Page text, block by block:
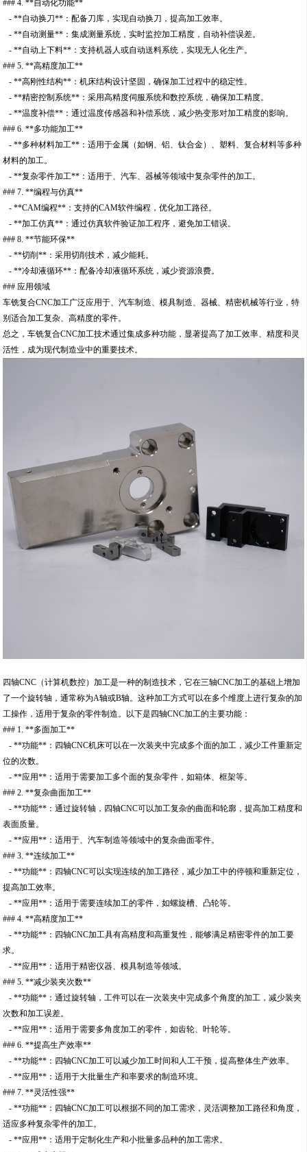
### 4. **自动化功能**
- **自动换刀**：配备刀库，实现自动换刀，提高加工效率。
- **自动测量**：集成测量系统，实时监控加工精度，自动补偿误差。
- **自动上下料**：支持机器人或自动送料系统，实现无人化生产。
### 5. **高精度加工**
- **高刚性结构**：机床结构设计坚固，确保加工过程中的稳定性。
- **精密控制系统**：采用高精度伺服系统和数控系统，确保加工精度。
- **温度补偿**：通过温度传感器和补偿系统，减少热变形对加工精度的影响。
### 6. **多功能加工**
- **多种材料加工**：适用于金属（如钢、铝、钛合金）、塑料、复合材料等多种
材料的加工。
- **复杂零件加工**：适用于、汽车、器械等领域中复杂零件的加工。
### 7. **编程与仿真**
- **CAM编程**：支持的CAM软件编程，优化加工路径。
- **加工仿真**：通过仿真软件验证加工程序，避免加工错误。
### 8. **节能环保**
- **切削**：采用切削技术，减少能耗。
- **冷却液循环**：配备冷却液循环系统，减少资源浪费。
### 应用领域
车铣复合CNC加工广泛应用于、汽车制造、模具制造、器械、精密机械等行业，特
别适合加工复杂、高精度的零件。
总之，车铣复合CNC加工技术通过集成多种功能，显著提高了加工效率、精度和灵
活性，成为现代制造业中的重要技术。
四轴CNC（计算机数控）加工是一种的制造技术，它在三轴CNC加工的基础上增加
了一个旋转轴，通常称为A轴或B轴。这种加工方式可以在多个维度上进行复杂的加
工操作，适用于复杂的零件制造。以下是四轴CNC加工的主要功能：
### 1. **多面加工**
- **功能**：四轴CNC机床可以在一次装夹中完成多个面的加工，减少工件重新定
位的次数。
- **应用**：适用于需要加工多个面的复杂零件，如箱体、框架等。
### 2. **复杂曲面加工**
- **功能**：通过旋转轴，四轴CNC可以加工复杂的曲面和轮廓，提高加工精度和
表面质量。
- **应用**：适用于、汽车制造等领域中的复杂曲面零件。
### 3. **连续加工**
- **功能**：四轴CNC可以实现连续的加工路径，减少加工中的停顿和重新定位，
提高加工效率。
- **应用**：适用于需要连续加工的零件，如螺旋槽、凸轮等。
### 4. **高精度加工**
- **功能**：四轴CNC加工具有高精度和高重复性，能够满足精密零件的加工要
求。
- **应用**：适用于精密仪器、模具制造等领域。
### 5. **减少装夹次数**
- **功能**：通过旋转轴，工件可以在一次装夹中完成多个角度的加工，减少装夹
次数和加工误差。
- **应用**：适用于需要多角度加工的零件，如齿轮、叶轮等。
### 6. **提高生产效率**
- **功能**：四轴CNC加工可以减少加工时间和人工干预，提高整体生产效率。
- **应用**：适用于大批量生产和率要求的制造环境。
### 7. **灵活性强**
- **功能**：四轴CNC加工可以根据不同的加工需求，灵活调整加工路径和角度，
适应多种复杂零件的加工。
- **应用**：适用于定制化生产和小批量多品种的加工需求。